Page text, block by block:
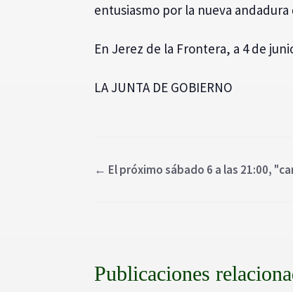
entusiasmo por la nueva
En Jerez de la Frontera, a 4 de
LA JUNTA DE GOBIERNO
← El próximo sábado 6 a las 21:00,
Publicaciones